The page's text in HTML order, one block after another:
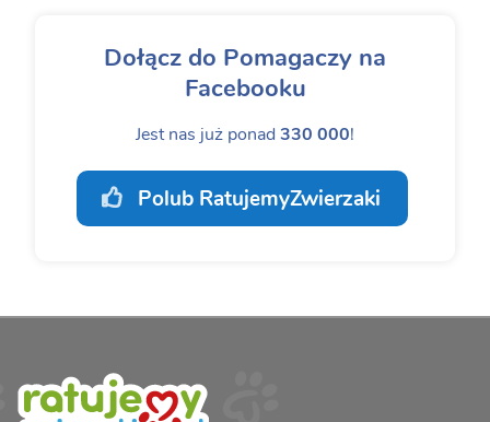
Dołącz do Pomagaczy na
Facebooku
Jest nas już ponad 330 000!
Polub RatujemyZwierzaki